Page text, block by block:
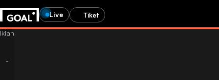
Live Tiket